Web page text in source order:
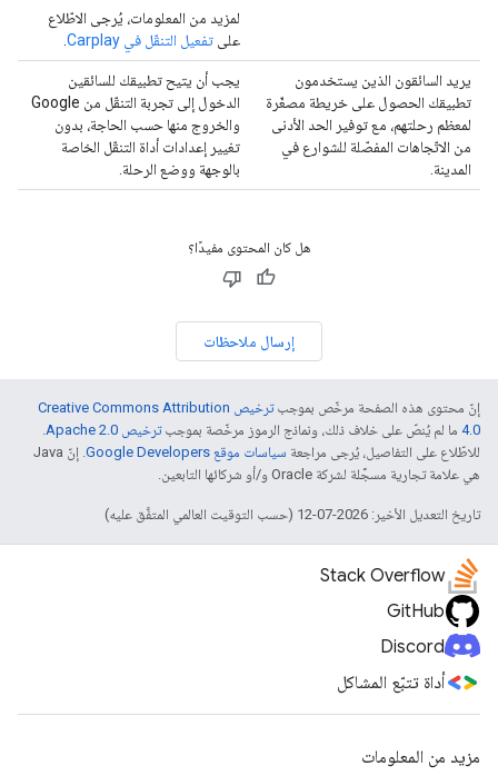
لمزيد من المعلومات، يُرجى الاطّلاع
على تفعيل التنقّل في Carplay
يريد السائقون الذين يستخدمون
تطبيقك الحصول على خريطة مصغّرة
لمعظم رحلتهم، مع توفير الحد الأدنى
من الاتّجاهات المفصّلة للشوارع في
المدينة.
يجب أن يتيح تطبيقك للسائقين
الدخول إلى تجربة التنقّل من Google
والخروج منها حسب الحاجة، بدون
تغيير إعدادات أداة التنقّل الخاصة
بالوجهة ووضع الرحلة.
هل كان المحتوى مفيدًا؟
إرسال ملاحظات
إنّ محتوى هذه الصفحة مرخّص بموجب
ترخيص Creative Commons Attribution
4.0‏ ما لم يُنصّ على خلاف ذلك، ونماذج الرموز مرخّصة بموجبترخيص Apache 2.0‏
.
للاطّلاع على التفاصيل، يُرجى مراجعة سياسات موقع Google Developers‏
. إنّ Java
هي علامة تجارية مسجَّلة لشركة Oracle و/أو شركائها التابعين.
تاريخ التعديل الأخير: 2026-07-12 (حسب التوقيت العالمي المتفَّق عليه)
Stack Overflow
GitHub
Discord
أداة تتبّع المشاكل
مزيد من المعلومات